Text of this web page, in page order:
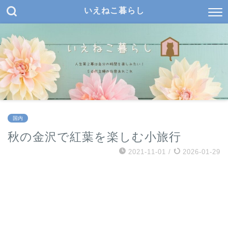
いえねこ暮らし
国内
秋の金沢で紅葉を楽しむ小旅行
2021-11-01 / 2026-01-29